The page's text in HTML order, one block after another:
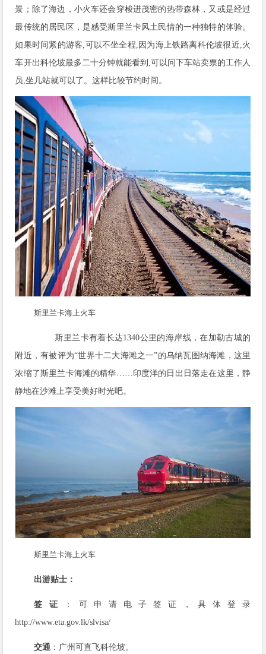
景；除了海边，小火车还会穿梭进茂密的热带森林，又或是经过
最传统的居民区，是感受斯里兰卡风土民情的一种独特的体验。
如果时间紧的游客,可以不坐全程,因为海上铁路离科伦坡很近,火
车开出科伦坡最多二十分钟就能看到,可以问下车站卖票的工作人
员,坐几站就可以了。这样比较节约时间。
斯里兰卡海上火车
斯里兰卡有着长达1340公里的海岸线，在加勒古城的
附近，有被评为“世界十二大海滩之一”的乌纳瓦图纳海滩，这里
浓缩了斯里兰卡海滩的精华……印度洋的日出日落走在这里，静
静地在沙滩上享受美好时光吧。
斯里兰卡海上火车
出游贴士：
签证
：可申请电子签证，具体登录
http://www.eta.gov.lk/slvisa/
交通 ：广州可直飞科伦坡。